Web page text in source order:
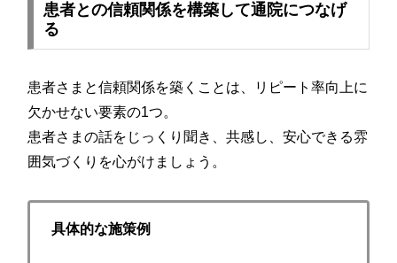
患者との信頼関係を構築して通院につなげ
る
患者さまと信頼関係を築くことは、リピート率向上に
欠かせない要素の1つ。
患者さまの話をじっくり聞き、共感し、安心できる雰
囲気づくりを心がけましょう。
具体的な施策例